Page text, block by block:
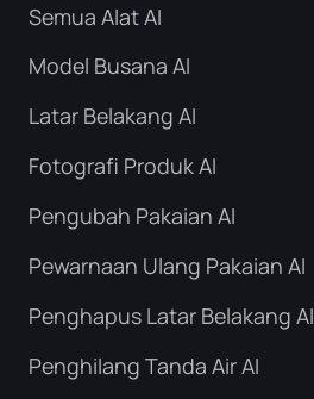
Semua Alat AI
Model Busana AI
Latar Belakang AI
Fotografi Produk AI
Pengubah Pakaian AI
Pewarnaan Ulang Pakaian AI
Penghapus Latar Belakang AI
Penghilang Tanda Air AI